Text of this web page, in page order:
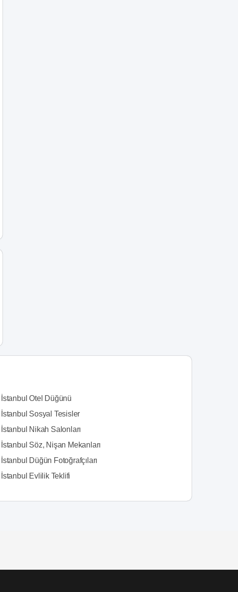
İstanbul Otel Düğünü
İstanbul Sosyal Tesisler
İstanbul Nikah Salonları
İstanbul Söz, Nişan Mekanları
İstanbul Düğün Fotoğrafçıları
İstanbul Evlilik Teklifi